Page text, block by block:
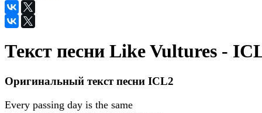
Текст песни Like Vultures -
Оригинальный текст песни ICL2
Every passing day is the same